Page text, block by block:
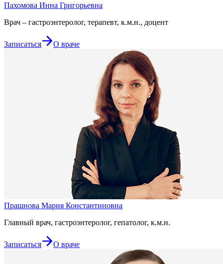
Пахомова Инна Григорьевна
Врач – гастроэнтеролог, терапевт, к.м.н., доцент
Записаться О враче
Прашнова Мария Константиновна
Главный врач, гастроэнтеролог, гепатолог, к.м.н.
Записаться О враче